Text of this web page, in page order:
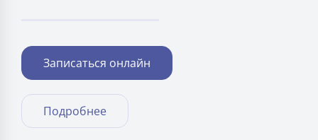
Записаться онлайн
Подробнее